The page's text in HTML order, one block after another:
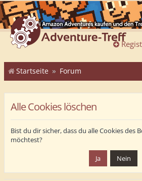
Startseite Forum
Alle Cookies löschen
Bist du dir sicher, dass du alle Cookies des
möchtest?